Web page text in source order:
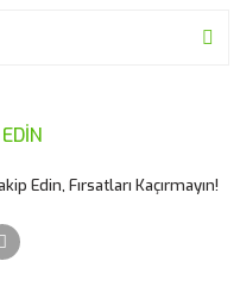
Edin, Fırsatları Kaçırmayın!